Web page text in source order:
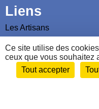
Ce site utilise des
ceux que vous souhaitez
Tout accepter
Liens
Les Artisans
Les Ergothérapeutes
Nous contacter